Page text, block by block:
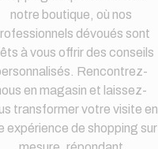
notre boutique, où nos
dévoués sont
à vous offrir des conseils
Rencontrez-
en magasin et laissez-
transformer votre visite en
expérience de shopping sur